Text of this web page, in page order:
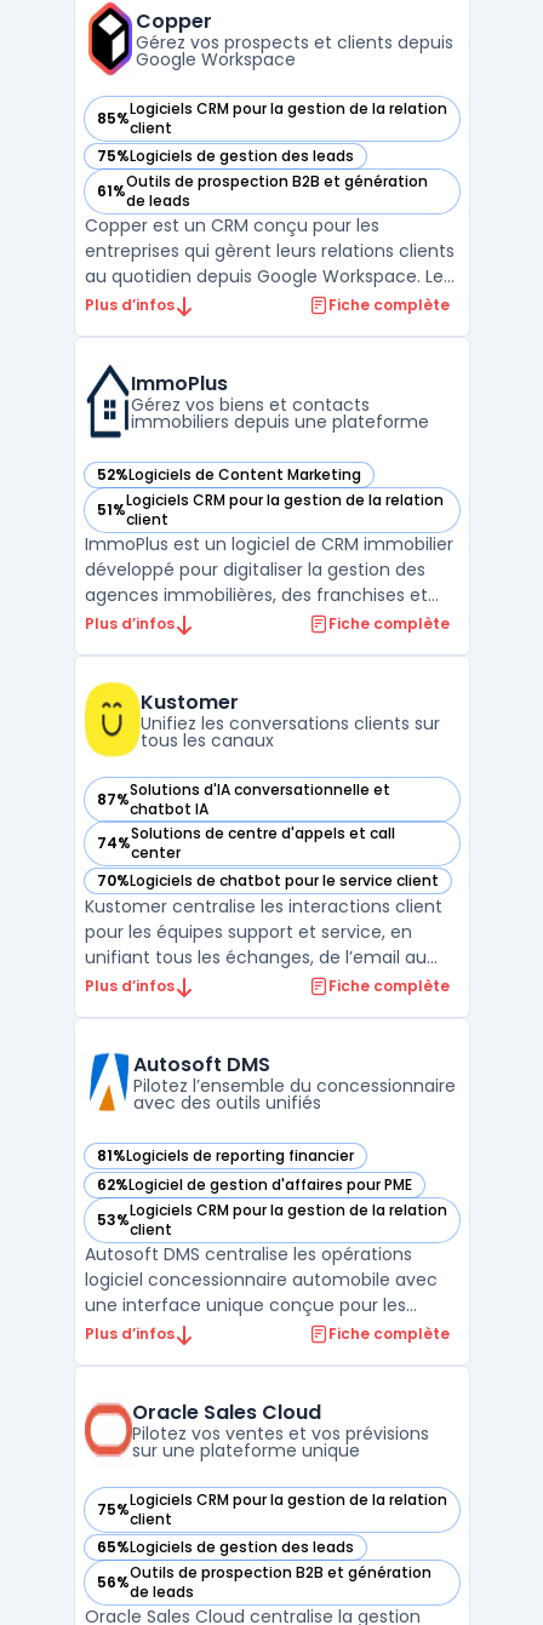
soient uniques ou réparties sur plusieurs
sites de ...
Copper
Gérez vos prospects et clients depuis
Google Workspace
85%Logiciels CRM pour la gestion de la relation
client
— voir Copper dans cette catégorie
75%Logiciels de gestion des leads
— voir Copper dans cette catégorie
61%Outils de prospection B2B et génération
de leads
— voir Copper dans cette catégorie
Copper est un CRM conçu pour les
entreprises qui gèrent leurs relations clients
au quotidien depuis Google Workspace. Les
équipes qui travaillent sur Gmail, Calendar
d’informations entre différents outils.
Copper permet la cen ...
Plus d’infos Fiche complète
ImmoPlus
Gérez vos biens et contacts
immobiliers depuis une plateforme
52%Logiciels de Content Marketing
— voir ImmoPlus dans cette catégorie
51%Logiciels CRM pour la gestion de la relation
client
— voir ImmoPlus dans cette catégorie
ImmoPlus est un logiciel de CRM immobilier
développé pour digitaliser la gestion des
agences immobilières, des franchises et
des agents autonomes. Ce service
contacts, agenda, communications et
publication d’annonces. Le ...
Plus d’infos Fiche complète
Kustomer
Unifiez les conversations clients sur
tous les canaux
87%Solutions d'IA conversationnelle et
chatbot IA
— voir Kustomer dans cette catégorie
74%Solutions de centre d'appels et call
center
— voir Kustomer dans cette catégorie
70%Logiciels de chatbot pour le service client
— voir Kustomer dans cette catégorie
Kustomer centralise les interactions client
pour les équipes support et service, en
unifiant tous les échanges, de l’email au
chat en passant par la voix et les réseaux
de gestion multi-canal, avec un historique
complet p ...
Plus d’infos Fiche complète
Autosoft DMS
Pilotez l’ensemble du concessionnaire
avec des outils unifiés
81%Logiciels de reporting financier
— voir Autosoft DMS dans cette catégorie
62%Logiciel de gestion d'affaires pour PME
— voir Autosoft DMS dans cette catégorie
53%Logiciels CRM pour la gestion de la relation
client
— voir Autosoft DMS dans cette catégorie
Autosoft DMS centralise les opérations
logiciel concessionnaire automobile avec
une interface unique conçue pour les
concessions franchisées à faible ou moyen
gestion, du suivi des ventes à la facturation,
en passant par le s ...
Plus d’infos Fiche complète
Oracle Sales Cloud
Pilotez vos ventes et vos prévisions
sur une plateforme unique
75%Logiciels CRM pour la gestion de la relation
client
— voir Oracle Sales Cloud dans cette catégorie
65%Logiciels de gestion des leads
— voir Oracle Sales Cloud dans cette catégorie
56%Outils de prospection B2B et génération
de leads
— voir Oracle Sales Cloud dans cette catégorie
Oracle Sales Cloud centralise la gestion